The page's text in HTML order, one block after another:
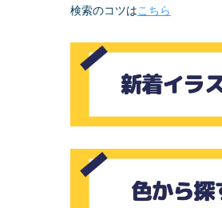
検索のコツはこちら